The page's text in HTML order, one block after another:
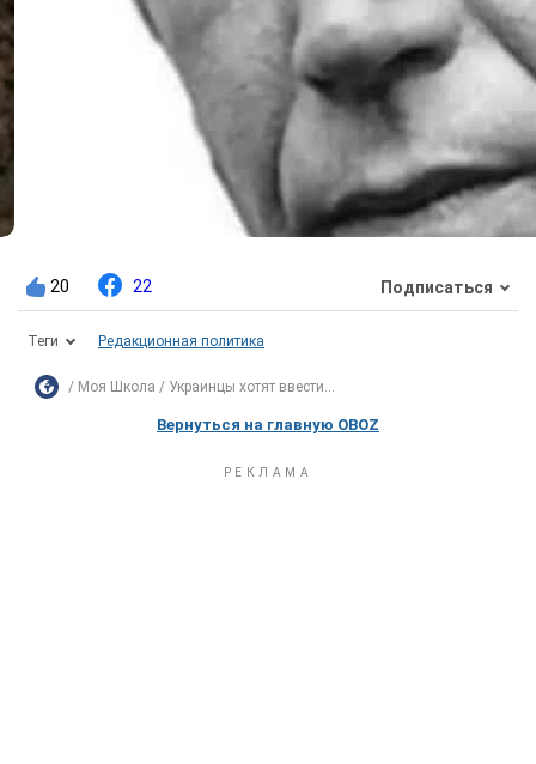
20 22 Подписаться
Теги Редакционная политика
Моя Школа Украинцы хотят ввести...
Вернуться на главную OBOZ